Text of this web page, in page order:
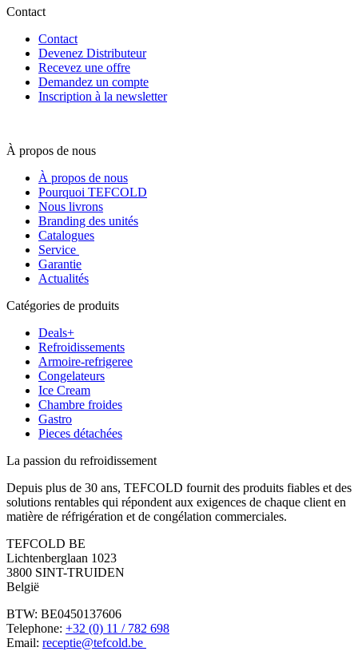
Contact
Contact
Devenez Distributeur
Recevez une offre
Demandez un compte
Inscription à la newsletter
À propos de nous
À propos de nous
Pourquoi TEFCOLD
Nous livrons
Branding des unités
Catalogues
Service
Garantie
Actualités
Catégories de produits
Deals+
Refroidissements
Armoire-refrigeree
Congelateurs
Ice Cream
Chambre froides
Gastro
Pieces détachées
La passion du refroidissement
Depuis plus de 30 ans, TEFCOLD fournit des produits fiables et des
solutions rentables qui répondent aux exigences de chaque client en
matière de réfrigération et de congélation commerciales.
TEFCOLD BE
Lichtenberglaan 1023
3800 SINT-TRUIDEN
België
BTW: BE0450137606
Telephone: +32 (0) 11 / 782 698
Email: receptie@tefcold.be